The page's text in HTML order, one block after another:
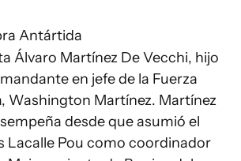
Antártida
Álvaro Martínez De Vecchi, hijo
en jefe de la Fuerza
Washington Martínez. Martínez
desde que asumió el
Lacalle Pou como coordinador